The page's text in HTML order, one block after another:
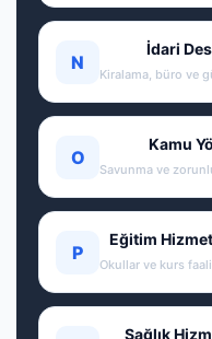
N
İdari
Kiralama, büro ve
O
Kamu
Savunma ve
P
Eğitim
Okullar ve kurs
Sağlık